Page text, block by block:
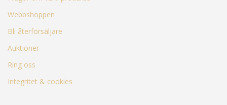
Webbshoppen
Bli återförsäljare
Auktioner
Ring oss
Integritet & cookies